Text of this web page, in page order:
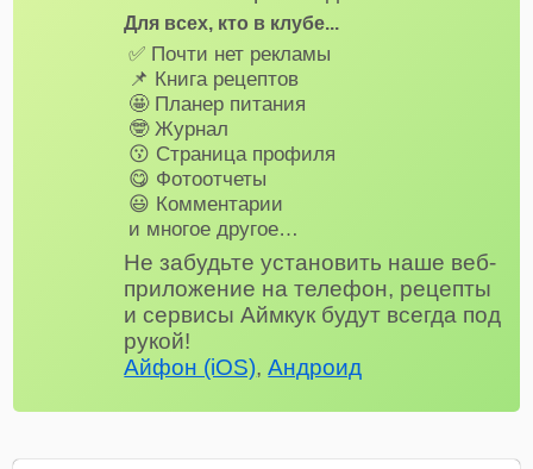
Для всех, кто в клубе...
✅ Почти нет рекламы
📌 Книга рецептов
🤩 Планер питания
🤓 Журнал
😗 Страница профиля
😋 Фотоотчеты
😃 Комментарии
и многое другое…
Не забудьте установить наше веб-
приложение на телефон, рецепты
и сервисы Аймкук будут всегда под
рукой!
Айфон (iOS),Андроид